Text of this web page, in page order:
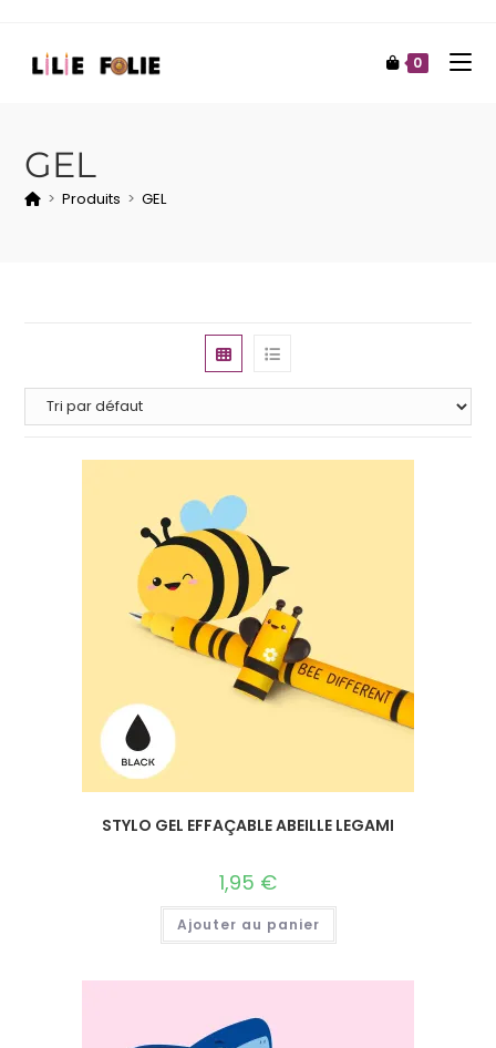
0
GEL
> Produits > GEL
STYLO GEL EFFAÇABLE ABEILLE LEGAMI
1,95 €
Ajouter au panier